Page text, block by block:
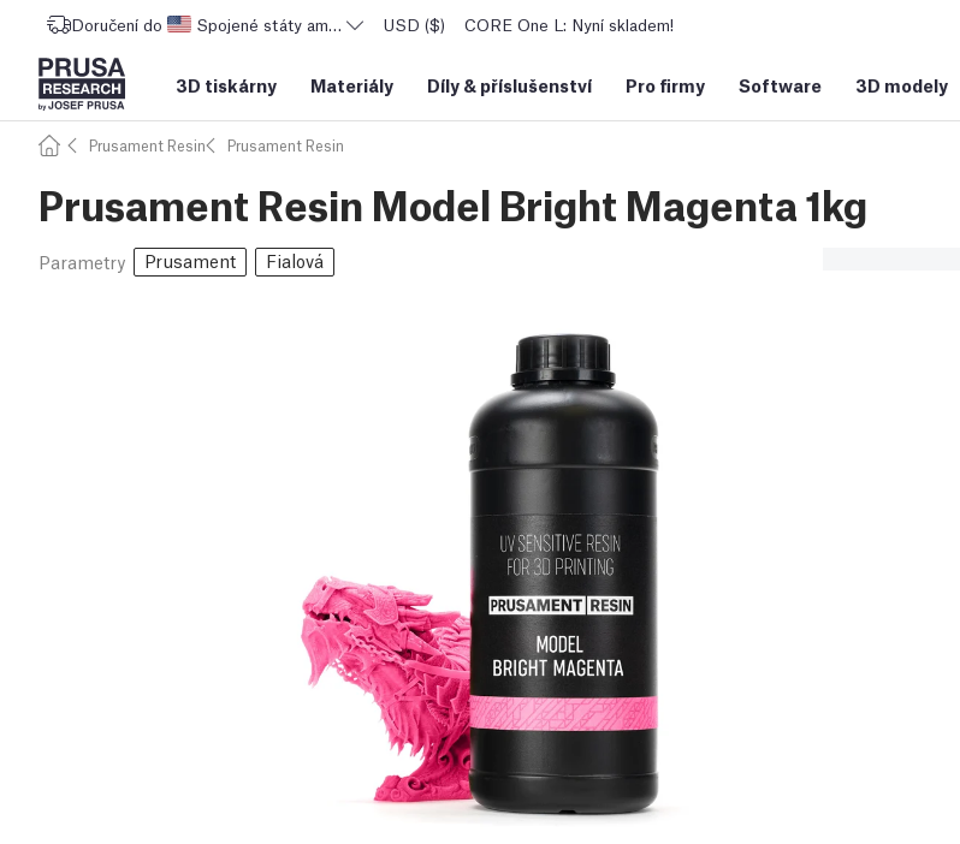
Doručení do Spojené státy americké USD ($) CORE One L: Nyní skladem!
3D tiskárny Materiály Díly & příslušenství Pro firmy Software 3D modely
Prusament Resin Prusament Resin
Prusament Resin Model Bright Magenta 1kg
Parametry Prusament Fialová